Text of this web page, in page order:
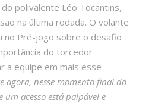
polivalente Léo Tocantins,
na última rodada. O volante
no Pré-jogo sobre o desafio
do torcedor
a equipe em mais esse
agora, nesse momento final do
acesso está palpável e